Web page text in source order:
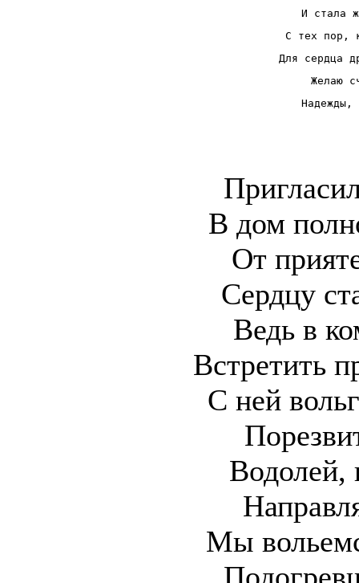
И стала
С тех пор,
Для сердца
Желаю
Надежды,
В дом
От
Сердцу
Ведь в
Встретить
С ней
Водолей,
Мы